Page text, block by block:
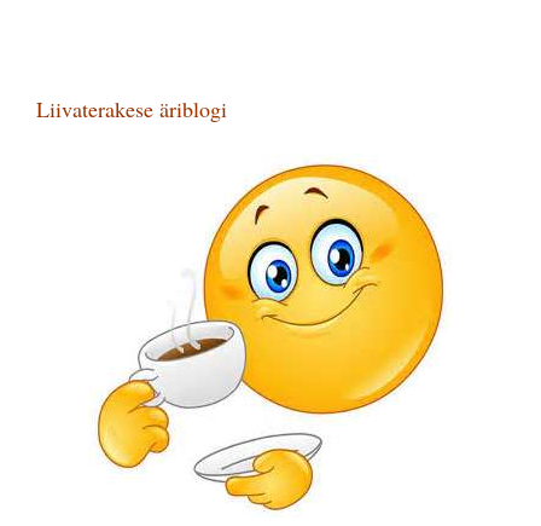
Liivaterakese äriblogi